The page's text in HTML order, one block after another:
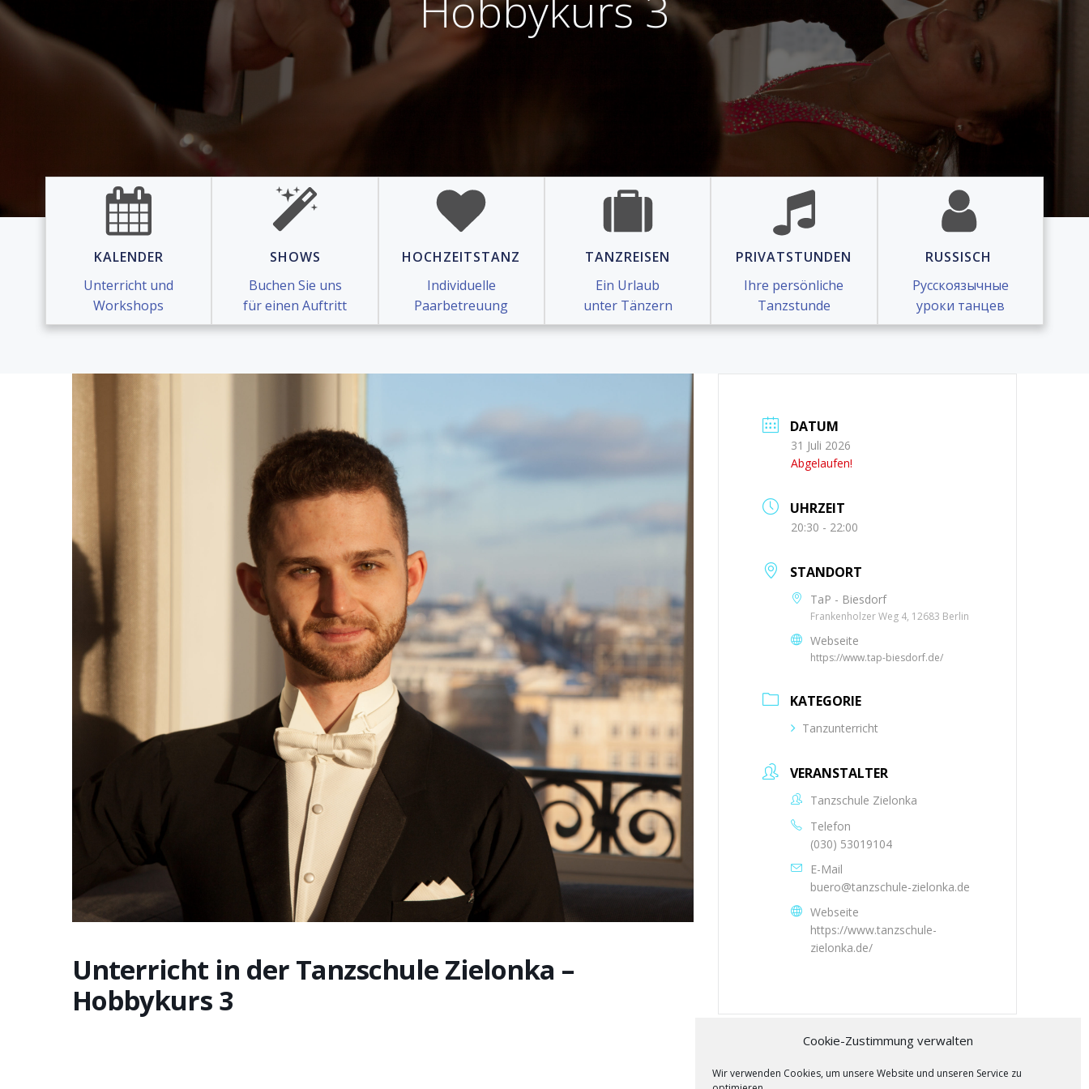
Cookie-Zustimmung verwalten
Wir verwenden Cookies, um unsere Website und unseren Service zu
KALENDER
Unterricht und
Workshops
SHOWS
Buchen Sie uns
für einen Auftritt
HOCHZEITSTANZ
Individuelle
Paarbetreuung
TANZREISEN
Ein Urlaub
unter Tänzern
PRIVATSTUNDEN
Ihre persönliche
Tanzstunde
RUSSISCH
Русскоязычные
уроки танцев
Unterricht in der Tanzschule Zielonka –
Hobbykurs 3
DATUM
31 Juli 2026
Abgelaufen!
UHRZEIT
20:30 - 22:00
STANDORT
TaP - Biesdorf
Frankenholzer Weg 4, 12683 Berlin
Webseite
https://www.tap-biesdorf.de/
KATEGORIE
Tanzunterricht
VERANSTALTER
Tanzschule Zielonka
Telefon
(030) 53019104
E-Mail
buero@tanzschule-zielonka.de
Webseite
https://www.tanzschule-
zielonka.de/